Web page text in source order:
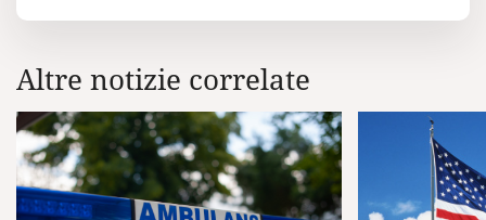
Altre notizie correlate